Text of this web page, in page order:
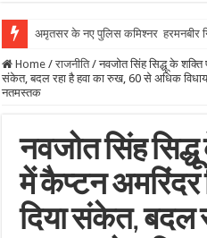
अमृतसर के नए पुलिस कमिश्नर हरमनबीर
Home / राजनीति / नवजोत सिंह सिद्धू के शक्ति
संकेत, बदल रहा है हवा का रुख, 60 से अधिक
नतमस्तक
नवजोत सिंह
में कैप्टन अमरिंदर
दिया संकेत, बदल